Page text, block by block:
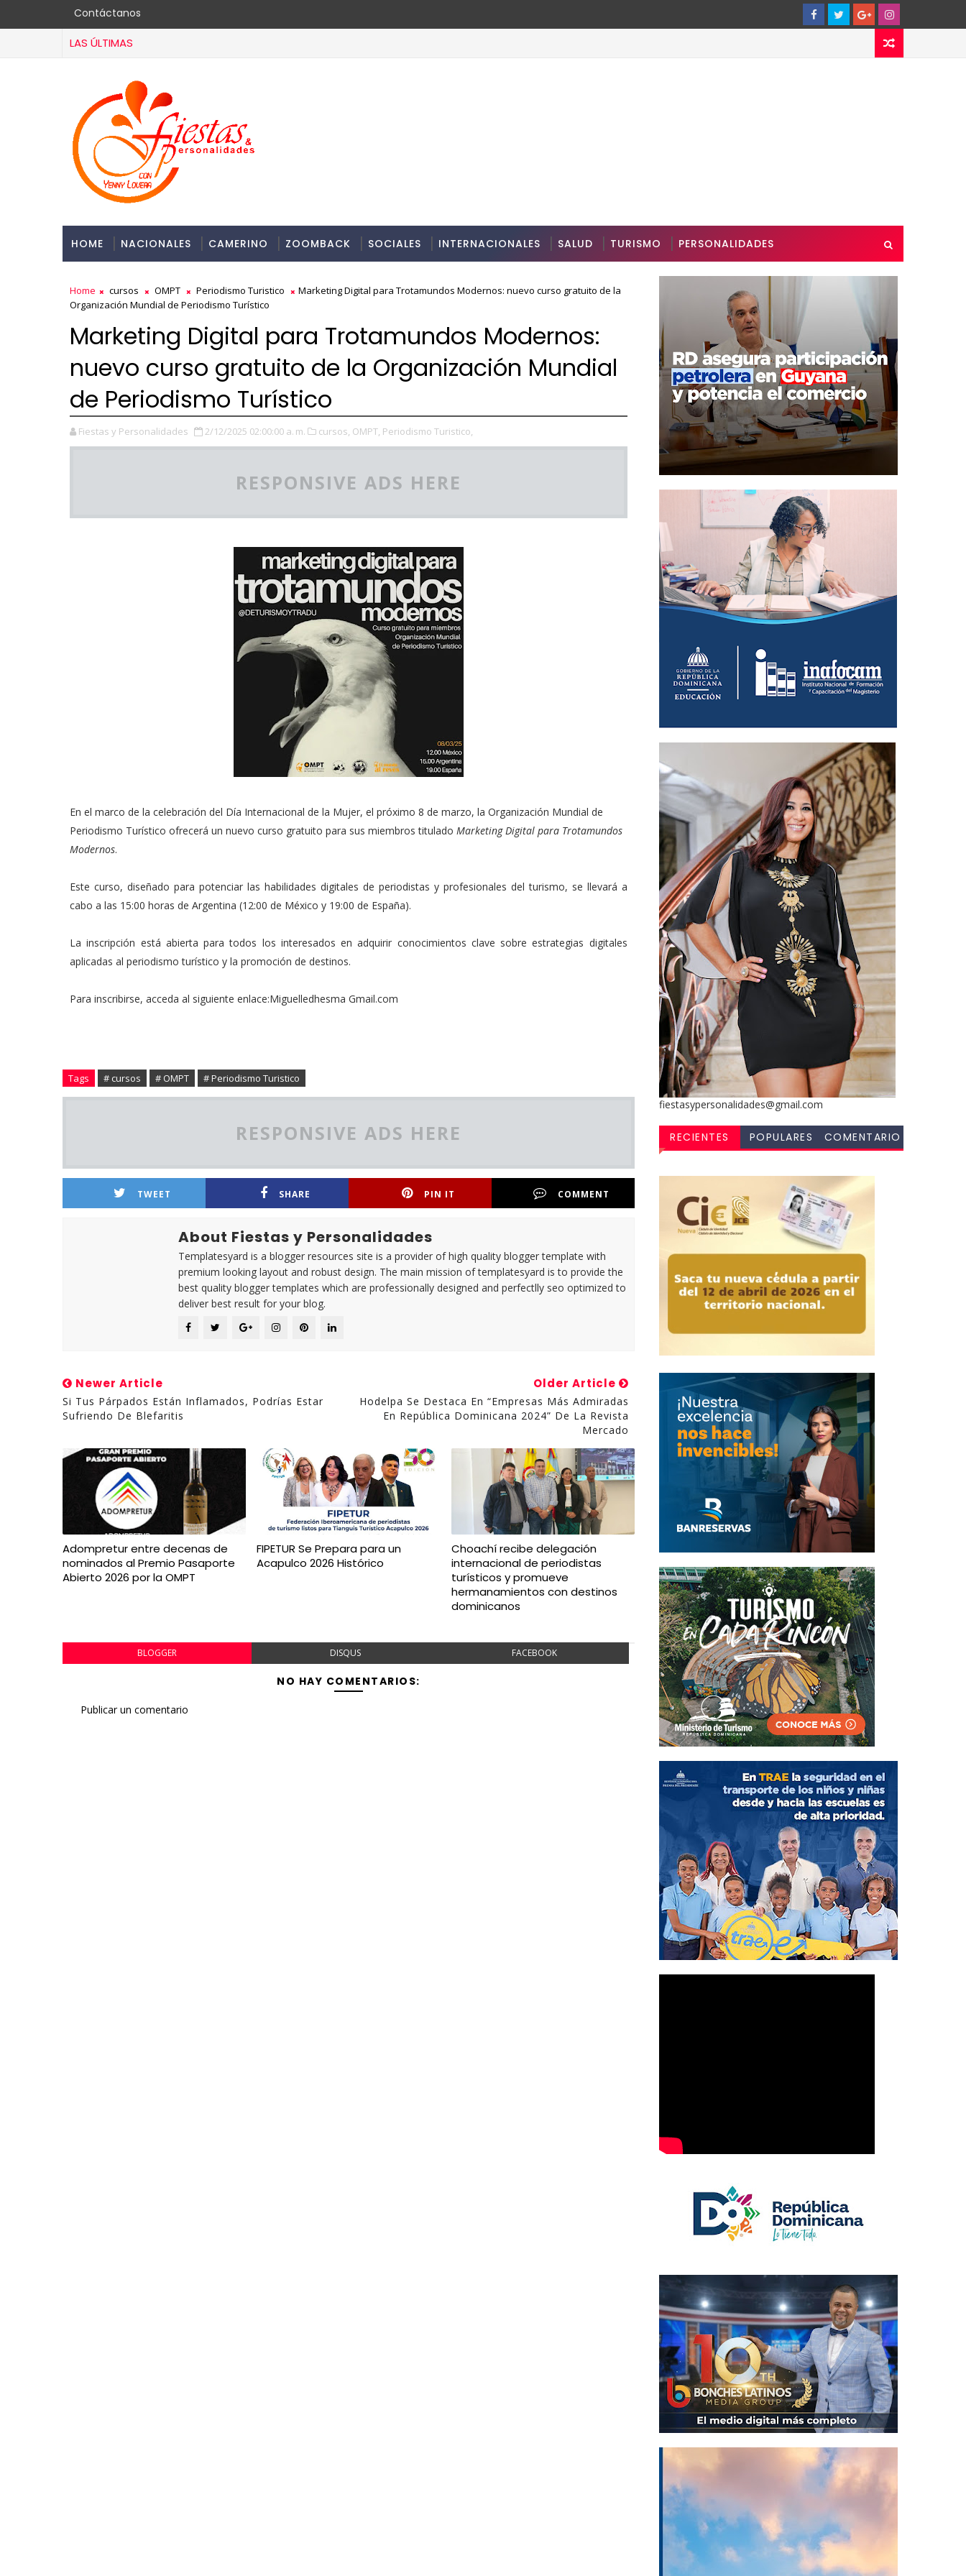
Contáctanos
LAS ÚLTIMAS
HOME NACIONALES CAMERINO ZOOMBACK SOCIALES INTERNACIONALES SALUD TURISMO PERSONALIDADES
Home cursos OMPT Periodismo Turistico
Marketing Digital para Trotamundos Modernos: nuevo curso gratuito de la
Organización Mundial de Periodismo Turístico
Marketing Digital para Trotamundos Modernos:
nuevo curso gratuito de la Organización Mundial
de Periodismo Turístico
Fiestas y Personalidades 2/12/2025 02:00:00 a. m. cursos, OMPT, Periodismo Turistico,
RESPONSIVE ADS HERE
En el marco de la celebración del Día Internacional de la Mujer, el próximo 8 de marzo, la Organización Mundial de
Periodismo Turístico ofrecerá un nuevo curso gratuito para sus miembros titulado Marketing Digital para Trotamundos
Modernos.
Este curso, diseñado para potenciar las habilidades digitales de periodistas y profesionales del turismo, se llevará a
cabo a las 15:00 horas de Argentina (12:00 de México y 19:00 de España).
La inscripción está abierta para todos los interesados en adquirir conocimientos clave sobre estrategias digitales
aplicadas al periodismo turístico y la promoción de destinos.
Para inscribirse, acceda al siguiente enlace:Miguelledhesma Gmail.com
Tags # cursos # OMPT # Periodismo Turistico
RESPONSIVE ADS HERE
TWEET SHARE PIN IT COMMENT
About Fiestas y Personalidades
Templatesyard is a blogger resources site is a provider of high quality blogger template with
premium looking layout and robust design. The main mission of templatesyard is to provide the
best quality blogger templates which are professionally designed and perfectlly seo optimized to
deliver best result for your blog.
Newer Article
Si Tus Párpados Están Inflamados, Podrías Estar
Sufriendo De Blefaritis
Older Article
Hodelpa Se Destaca En “Empresas Más Admiradas
En República Dominicana 2024” De La Revista
Mercado
Adompretur entre decenas de
nominados al Premio Pasaporte
Abierto 2026 por la OMPT
FIPETUR Se Prepara para un
Acapulco 2026 Histórico
Choachí recibe delegación
internacional de periodistas
turísticos y promueve
hermanamientos con destinos
dominicanos
BLOGGER DISQUS FACEBOOK
NO HAY COMENTARIOS:
Publicar un comentario
fiestasypersonalidades@gmail.com
RECIENTES POPULARES
COMENTARIO